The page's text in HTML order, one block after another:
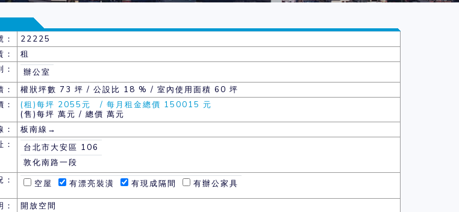
22225
租
辦公室
權狀坪數 73 坪 / 公設比 18 % / 室內使用面積 60 坪
(租)每坪 2055元 / 每月租金總價 150015 元
(售)每坪 萬元 / 總價 萬元
板南線→
：
台北市大安區 106
敦化南路一段
：
空屋 有漂亮裝潢 有現成隔間 有辦公家具
開放空間